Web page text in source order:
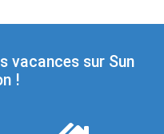
vacances sur Sun
!